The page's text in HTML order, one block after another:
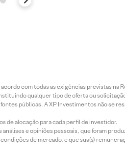
com todas as exigências previstas
qualquer tipo de oferta ou
públicas. A XP Investimentos não se
de alocação para cada perfil de investidor.
e opiniões pessoais, que foram
de mercado, e que sua(s)